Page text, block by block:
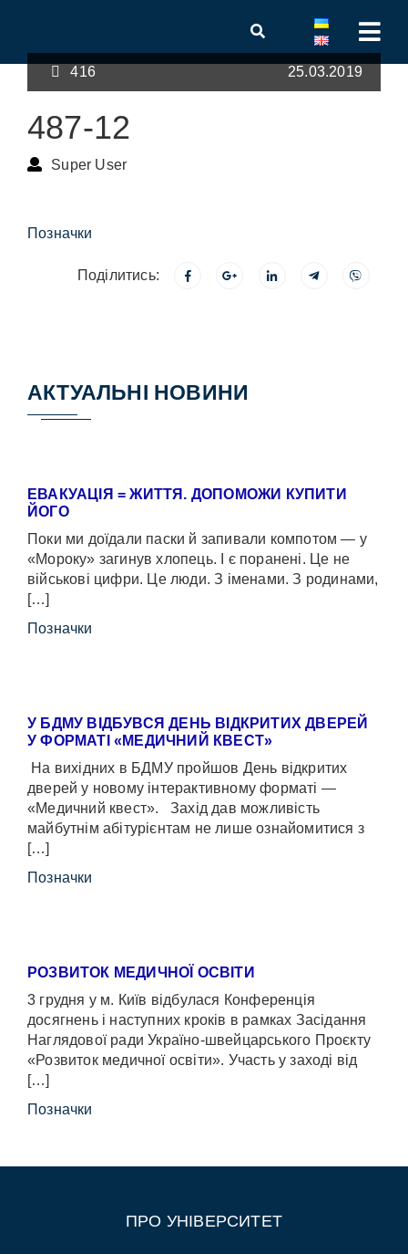
416 25.03.2019
487-12
Super User
Позначки
Поділитись:
АКТУАЛЬНІ НОВИНИ
ЕВАКУАЦІЯ = ЖИТТЯ. ДОПОМОЖИ КУПИТИ
ЙОГО
Поки ми доїдали паски й запивали компотом — у
«Мороку» загинув хлопець. І є поранені. Це не
військові цифри. Це люди. З іменами. З родинами,
[…]
Позначки
У БДМУ ВІДБУВСЯ ДЕНЬ ВІДКРИТИХ ДВЕРЕЙ
У ФОРМАТІ «МЕДИЧНИЙ КВЕСТ»
На вихідних в БДМУ пройшов День відкритих
дверей у новому інтерактивному форматі —
«Медичний квест». Захід дав можливість
майбутнім абітурієнтам не лише ознайомитися з
[…]
Позначки
РОЗВИТОК МЕДИЧНОЇ ОСВІТИ
3 грудня у м. Київ відбулася Конференція
досягнень і наступних кроків в рамках Засідання
Наглядової ради Україно-швейцарського Проєкту
«Розвиток медичної освіти». Участь у заході від
[…]
Позначки
ПРО УНІВЕРСИТЕТ